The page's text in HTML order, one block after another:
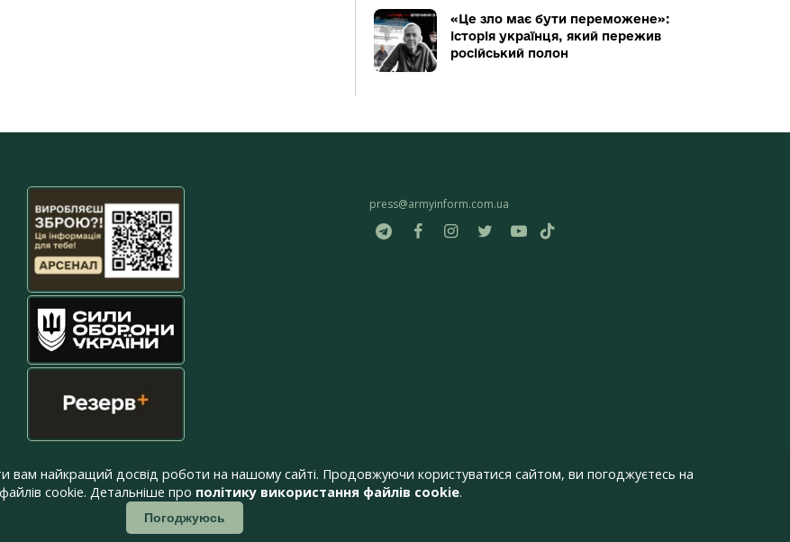
«Це зло має бути переможене»:
історія українця, який пережив
російський полон
press@armyinform.com.ua
найкращий досвід роботи на нашому сайті. Продовжуючи користуватися сайтом, ви погоджуєтесь на
cookie. Детальніше про політику використання файлів cookie.
Погоджуюсь